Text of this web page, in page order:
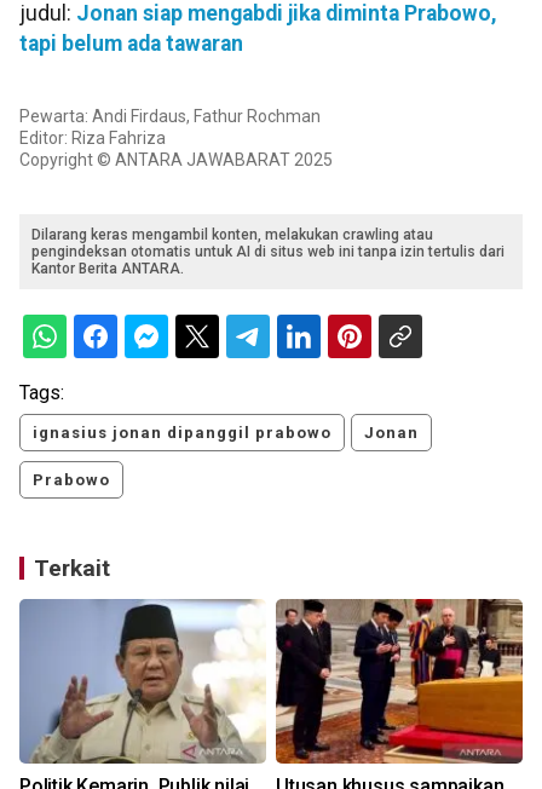
judul: Jonan siap mengabdi jika diminta Prabowo,
tapi belum ada tawaran
Pewarta: Andi Firdaus, Fathur Rochman
Editor: Riza Fahriza
Copyright © ANTARA JAWABARAT 2025
Dilarang keras mengambil konten, melakukan crawling atau
pengindeksan otomatis untuk AI di situs web ini tanpa izin tertulis dari
Kantor Berita ANTARA.
Tags:
ignasius jonan dipanggil prabowo Jonan
Prabowo
Terkait